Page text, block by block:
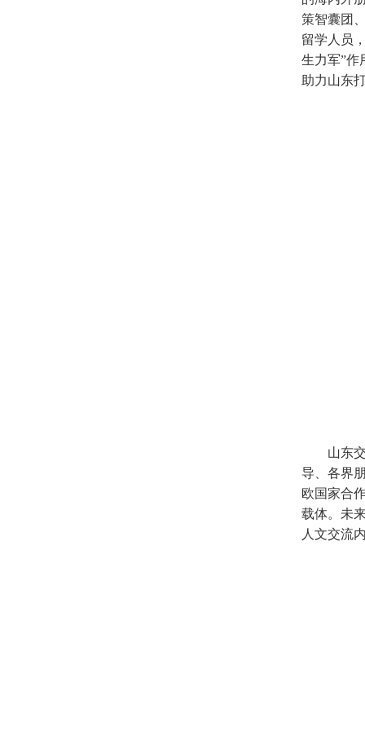
策智囊团
留学人员
生力军”作
助力山东
山东
导、各界
欧国家合
载体。未
人文交流